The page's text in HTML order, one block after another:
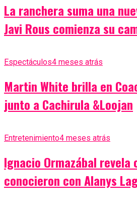
La ranchera suma una
Javi Rous comienza su
Espectáculos4 meses atrás
Martin White brilla en
junto a Cachirula &Loojan
Entretenimiento4 meses atrás
Ignacio Ormazábal revela
conocieron con Alanys